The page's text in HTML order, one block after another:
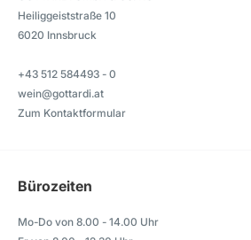
Heiliggeiststraße 10
6020 Innsbruck
+43 512 584493 - 0
wein@gottardi.at
Zum Kontaktformular
Bürozeiten
Mo-Do von 8.00 - 14.00 Uhr